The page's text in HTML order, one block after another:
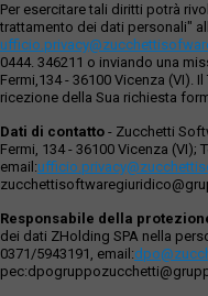
Per esercitare tali diritti potrà
trattamento dei dati personali"
0444. 346211 o inviando una
Fermi,134 - 36100 Vicenza (VI).
ricezione della Sua richiesta
Dati di contatto - Zucchetti
Fermi, 134 - 36100 Vicenza (VI);
email:
Responsabile della
dei dati ZHolding SPA nella
0371/5943191, email: